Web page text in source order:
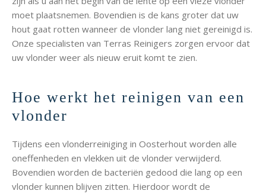
moet plaatsnemen. Bovendien is de kans groter dat uw
hout gaat rotten wanneer de vlonder lang niet gereinigd is.
Onze specialisten van Terras Reinigers zorgen ervoor dat
uw vlonder weer als nieuw eruit komt te zien.
Hoe werkt het reinigen van een
vlonder
Tijdens een vlonderreiniging in Oosterhout worden alle
oneffenheden en vlekken uit de vlonder verwijderd.
Bovendien worden de bacteriën gedood die lang op een
vlonder kunnen blijven zitten. Hierdoor wordt de